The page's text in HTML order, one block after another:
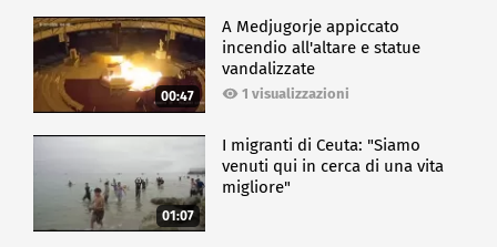
00:47
A Medjugorje appiccato
incendio all'altare e statue
vandalizzate
1 visualizzazioni
01:07
I migranti di Ceuta: "Siamo
venuti qui in cerca di una vita
migliore"